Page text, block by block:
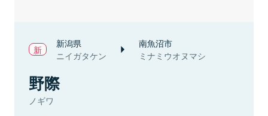
新潟県
ニイガタケン
南魚沼市
ミナミウオヌマシ
野際
ノギワ